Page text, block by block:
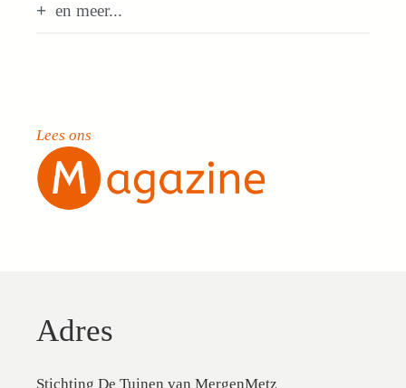
en meer...
Lees ons
Adres
Stichting De Tuinen van MergenMetz